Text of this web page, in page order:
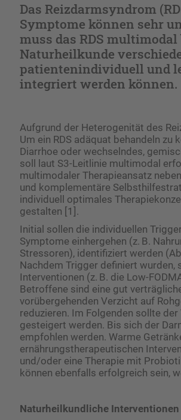
Das Reizdarmsyndrom
Symptome können sehr
muss das RDS
Naturheilkunde
patientenindividuell und
integriert werden können.
Aufgrund der Heterogenität des
Um ein RDS adäquat behandeln
Diarrhoe oder wechselndes,
soll laut S3-Leitlinie multimodal
multimodaler Therapieansatz
und komplementäre
individuell optimales
gestalten [1].
Initial sollen die individuellen
Symptome einhergehen (z. B.
Stressoren), identifiziert werden
Nachdem Trigger definiert
Interventionen (z. B. die Low-
Betroffene sind eine gut
vorübergehenden Verzicht auf
reduzieren. Im Folgenden sollte
gesteigert werden. Bis sich der
empfohlen werden. Warme
ernährungstherapeutischen
und/oder eine Therapie mit
können ebenfalls erfolgreich sein,
Naturheilkundliche Interventionen